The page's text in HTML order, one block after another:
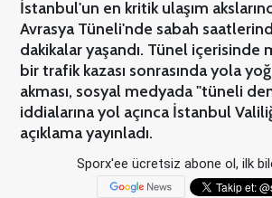
İstanbul'un en kritik ulaşım
Avrasya Tüneli'nde sabah
dakikalar yaşandı. Tünel içerisinde
bir trafik kazası sonrasında yola
akması, sosyal medyada "tüneli
iddialarına yol açınca İstanbul
açıklama yayınladı.
Sporx'ee ücretsiz abone ol, ilk